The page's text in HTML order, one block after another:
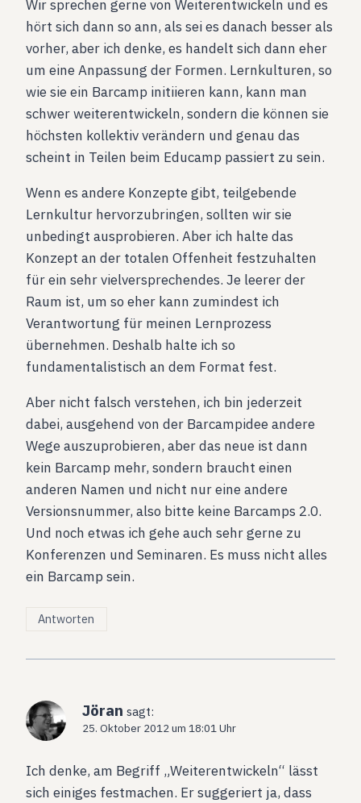
Wir sprechen gerne von Weiterentwickeln und es
hört sich dann so ann, als sei es danach besser als
vorher, aber ich denke, es handelt sich dann eher
um eine Anpassung der Formen. Lernkulturen, so
wie sie ein Barcamp initiieren kann, kann man
schwer weiterentwickeln, sondern die können sie
höchsten kollektiv verändern und genau das
scheint in Teilen beim Educamp passiert zu sein.
Wenn es andere Konzepte gibt, teilgebende
Lernkultur hervorzubringen, sollten wir sie
unbedingt ausprobieren. Aber ich halte das
Konzept an der totalen Offenheit festzuhalten
für ein sehr vielversprechendes. Je leerer der
Raum ist, um so eher kann zumindest ich
Verantwortung für meinen Lernprozess
übernehmen. Deshalb halte ich so
fundamentalistisch an dem Format fest.
Aber nicht falsch verstehen, ich bin jederzeit
dabei, ausgehend von der Barcampidee andere
Wege auszuprobieren, aber das neue ist dann
kein Barcamp mehr, sondern braucht einen
anderen Namen und nicht nur eine andere
Versionsnummer, also bitte keine Barcamps 2.0.
Und noch etwas ich gehe auch sehr gerne zu
Konferenzen und Seminaren. Es muss nicht alles
ein Barcamp sein.
Antworten
Jöran sagt:
25. Oktober 2012 um 18:01 Uhr
Ich denke, am Begriff „Weiterentwickeln“ lässt
sich einiges festmachen. Er suggeriert ja, dass